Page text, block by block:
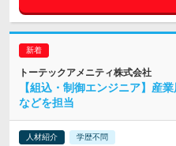
トーテックアメニティ株式会社
【組込・制御エンジニア】産
などを担当
人材紹介 学歴不問